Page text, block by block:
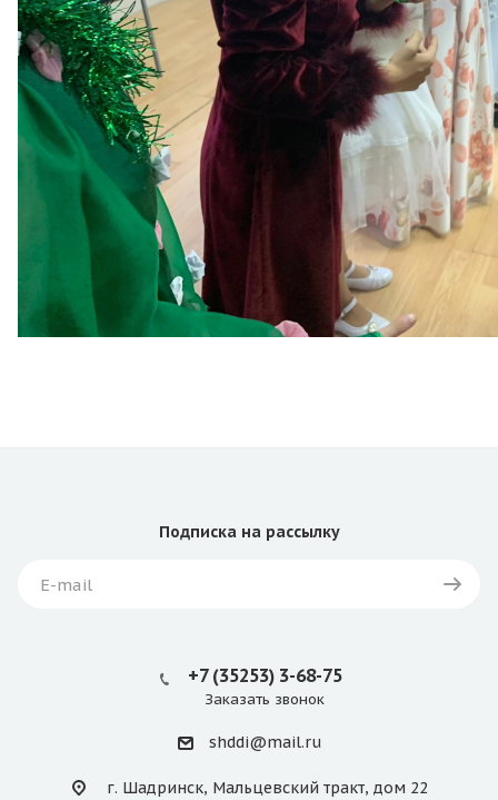
Подписка на рассылку
+7 (35253) 3-68-75
Заказать звонок
shddi@mail.ru
г. Шадринск, Мальцевский тракт, дом 22